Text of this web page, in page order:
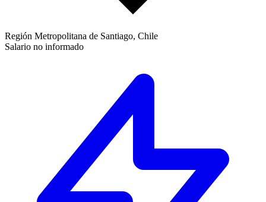
Región Metropolitana de Santiago, Chile
Salario no informado